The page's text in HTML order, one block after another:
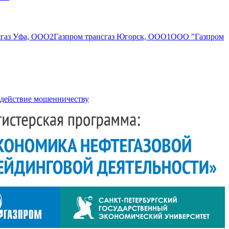
Уфа, ООО2Газпром трансгаз Югорск, ООО1ООО "Газпром
мошенничеству